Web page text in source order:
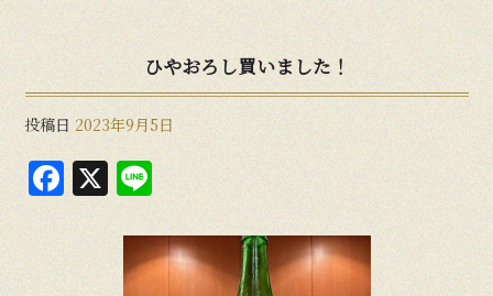
ひやおろし買いました！
投稿日 2023年9月5日
F
a
X
e